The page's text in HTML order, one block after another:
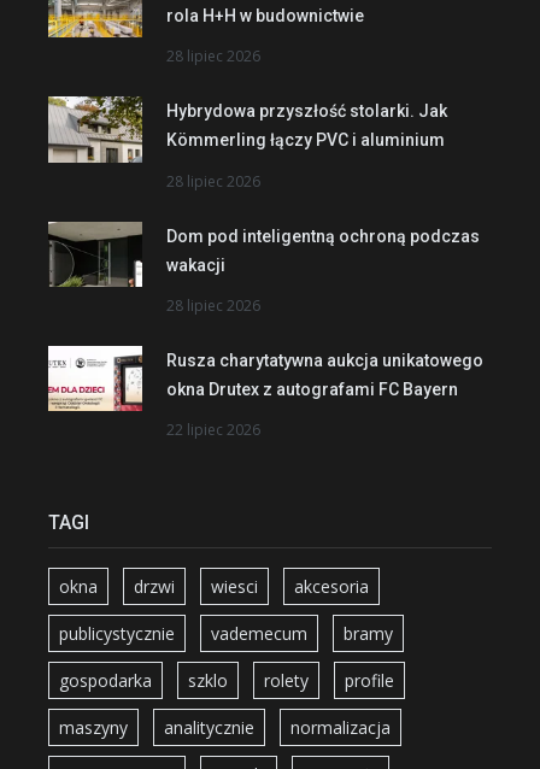
rola H+H w budownictwie
28 lipiec 2026
Hybrydowa przyszłość stolarki. Jak
Kömmerling łączy PVC i aluminium
28 lipiec 2026
Dom pod inteligentną ochroną podczas
wakacji
28 lipiec 2026
Rusza charytatywna aukcja unikatowego
okna Drutex z autografami FC Bayern
22 lipiec 2026
TAGI
okna drzwi wiesci akcesoria
publicystycznie vademecum bramy
gospodarka szklo rolety profile
maszyny analitycznie normalizacja